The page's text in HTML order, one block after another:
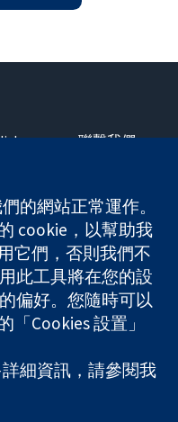
聯繫我們
關於我們
工作機會
Cochrane
Library
(no. 1045921) and a
registered in
GB 718 2127 49.
的網站正常運作。
cookie，以幫助我
它們，否則我們不
此工具將在您的設
偏好。您隨時可以
Cookies 設置」
細資訊，請參閱我